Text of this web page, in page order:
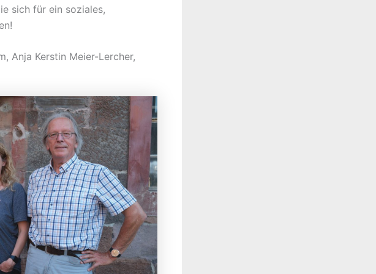
sich für ein soziales,
Anja Kerstin Meier-Lercher,